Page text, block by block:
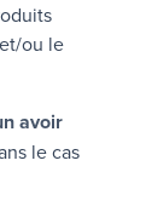
ou le
avoir
le cas